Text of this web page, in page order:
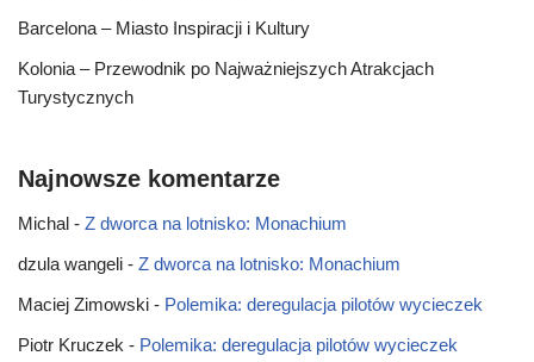
Barcelona – Miasto Inspiracji i Kultury
Kolonia – Przewodnik po Najważniejszych Atrakcjach
Turystycznych
Najnowsze komentarze
Michal - Z dworca na lotnisko: Monachium
dzula wangeli - Z dworca na lotnisko: Monachium
Maciej Zimowski - Polemika: deregulacja pilotów wycieczek
Piotr Kruczek - Polemika: deregulacja pilotów wycieczek